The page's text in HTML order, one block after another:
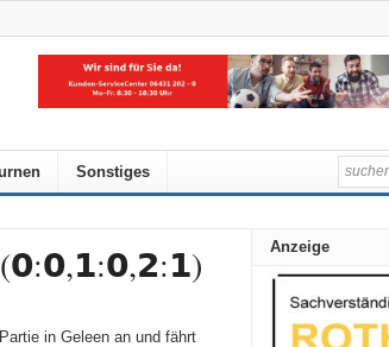
Sonstiges
in Geleen an und fährt
Anzeige